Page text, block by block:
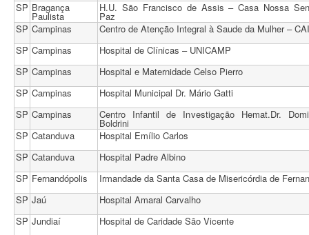
SP Bragança
Paulista
H.U. São Francisco de Assis – Casa Nossa
Paz
SP Campinas
Centro de Atenção Integral à Saude da Mulher –
SP Campinas
Hospital de Clínicas – UNICAMP
SP Campinas
Hospital e Maternidade Celso Pierro
SP Campinas
Hospital Municipal Dr. Mário Gatti
SP Campinas Centro Infantil de Investigação Hemat.Dr.
Boldrini
SP Catanduva
Hospital Emílio Carlos
SP Catanduva
Hospital Padre Albino
SP Fernandópolis
Irmandade da Santa Casa de Misericórdia de
SP Jaú
Hospital Amaral Carvalho
SP Jundiaí
Hospital de Caridade São Vicente